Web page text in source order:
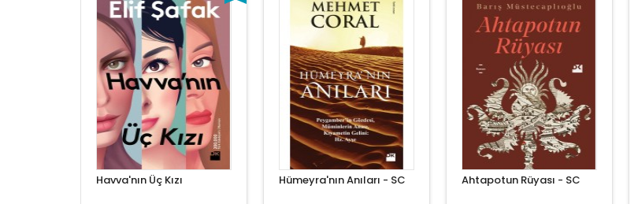
Havva'nın Üç Kızı Hümeyra'nın Anıları - SC Ahtapotun Rüyası - SC